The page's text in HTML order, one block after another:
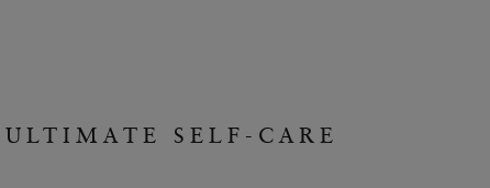
SELF-CARE